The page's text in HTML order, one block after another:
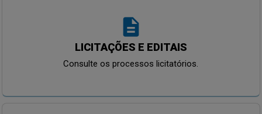
description
LICITAÇÕES E EDITAIS
Consulte os processos licitatórios.